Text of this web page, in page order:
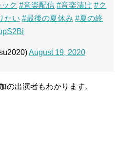
ク #音楽配信 #音楽漬け #ク
たい #最後の夏休み #夏の終
August 19, 2020
の出演者もわかります。